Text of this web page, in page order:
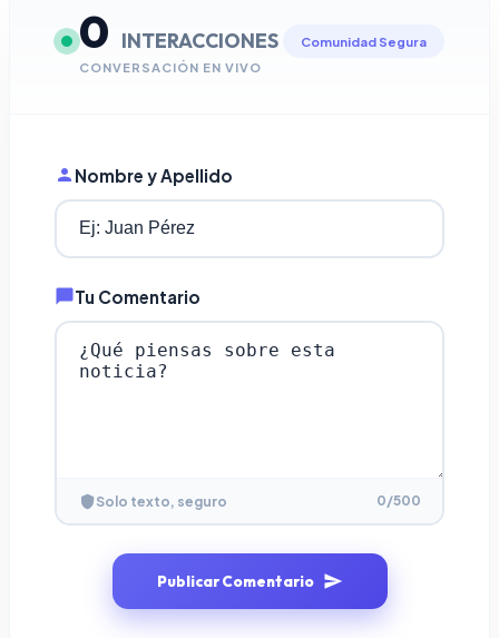
0 INTERACCIONES
CONVERSACIÓN EN VIVO
Comunidad Segura
Nombre y Apellido
Tu Comentario
Solo texto, seguro 0/500
Publicar Comentario